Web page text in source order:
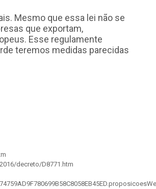
Mesmo que essa lei não se
que exportam,
Esse regulamente
teremos medidas parecidas
decreto/D8771.htm